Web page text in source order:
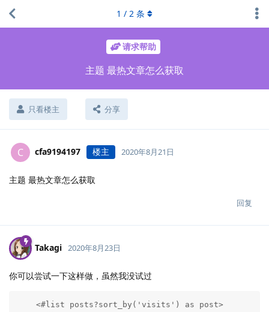
请求帮助
主题 最热文章怎么获取
只看楼主 分享
1 / 2 条
C cfa9194197 楼主 2020年8月21日
主题 最热文章怎么获取
回复
Takagi 2020年8月23日
你可以尝试一下这样做，虽然我没试过
    <#list posts?sort_by('visits') as post>